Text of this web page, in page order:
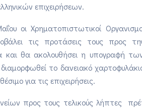
επιχειρήσεων.
οι Χρηματοπιστωτικοί
τις προτάσεις τους προς
και θα ακολουθήσει η υπογραφή
το δανειακό
για τις επιχειρήσεις.
προς τους τελικούς λήπτες